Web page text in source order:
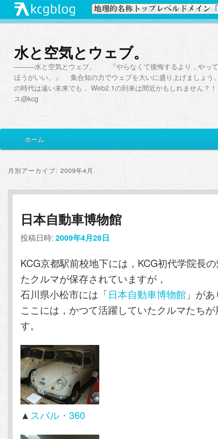
水と空気とウェブ。
―――水と空気とウェブ。 『やらなくて後悔するより，やっ
ほうがいい。』 集合知の力でウェブを大いに盛り上げましょう
の時代は遠い未来でも， Web2.1の到来は間近かもしれません？
ス@kcg
イ
メ
ン
コ
ン
テ
ン
ツ
へ
移
動
サ
コ
ン
テ
ン
ツ
へ
移
動
ホーム
月別アーカイブ:2009年4月
日本自動車博物館
投稿日時:2009年4月28日
KCG京都駅前校地下には，KCG初代学院長
たクルマが保存されていますが，
石川県小松市には「日本自動車博物館 」が
ここには，かつて活躍していたクルマたち
す。
▲スバル・360